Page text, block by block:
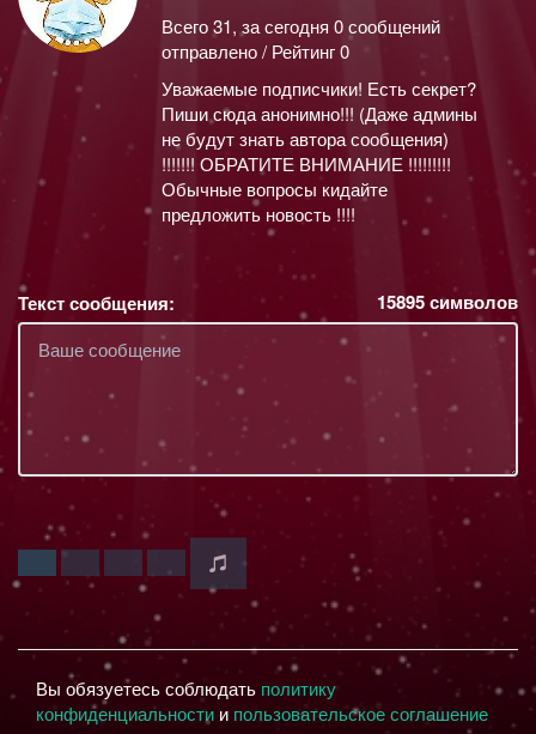
Всего 31, за сегодня 0 сообщений
отправлено / Рейтинг 0
Уважаемые подписчики! Есть секрет?
Пиши сюда анонимно!!! (Даже админы
не будут знать автора сообщения)
!!!!!!! ОБРАТИТЕ ВНИМАНИЕ !!!!!!!!!
Обычные вопросы кидайте
предложить новость !!!!
Текст сообщения: 15895символов
Вы обязуетесь соблюдать политику
конфиденциальности и пользовательское соглашение